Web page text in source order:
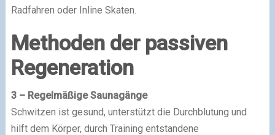
Radfahren oder Inline Skaten.
Methoden der passiven
Regeneration
3 – Regelmäßige Saunagänge
Schwitzen ist gesund, unterstützt die Durchblutung und
hilft dem Körper, durch Training entstandene